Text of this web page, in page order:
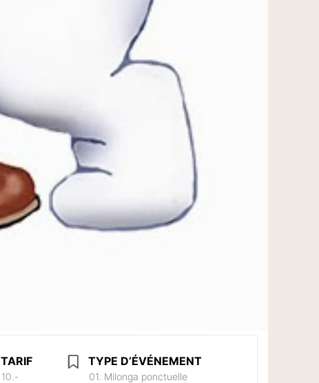
TARIF
10.-
TYPE D’ÉVÉNEMENT
01. Milonga ponctuelle